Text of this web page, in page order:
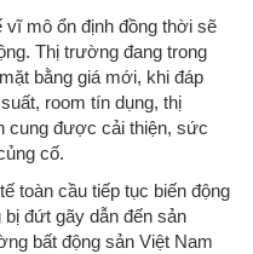
vĩ mô ổn định đồng thời sẽ
Thị trường đang trong
bằng giá mới, khi đáp
room tín dụng, thị
cung được cải thiện, sức
cố.
toàn cầu tiếp tục biến động
đứt gãy dẫn đến sản
bất động sản Việt Nam